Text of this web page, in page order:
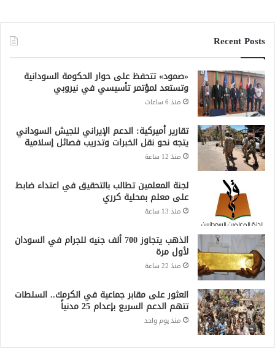
Recent Posts
«صمود» تتحفظ على حوار الحكومة السودانية
وتستعد لمؤتمر تأسيسي في نيروبي
منذ 6 ساعات
تقارير أميركية: الدعم الإيراني للجيش السوداني
يتجه نحو نقل الخبرات وتدريب فصائل إسلامية
منذ 12 ساعة
لجنة المعلمين تطالب بالتحقيق في اعتداء ضابط
على معلم بمحلية كرري
منذ 13 ساعة
الذهب يتجاوز 700 ألف جنيه للجرام في السودان
لأول مرة
منذ 22 ساعة
العثور على مقابر جماعية في الكرمك.. السلطات
تتهم الدعم السريع بإعدام 25 مدنياً
منذ يوم واحد